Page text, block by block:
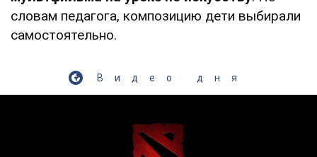
словам педагога, композицию дети выбирали
самостоятельно.
Видео дня